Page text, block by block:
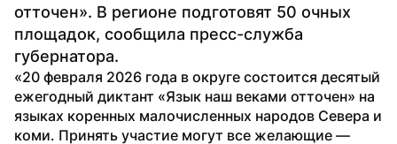
отточен». В регионе подготовят 50 очных
площадок, сообщила пресс-служба
губернатора.
«20 февраля 2026 года в округе состоится десятый
ежегодный диктант «Язык наш веками отточен» на
языках коренных малочисленных народов Севера и
коми. Принять участие могут все желающие —